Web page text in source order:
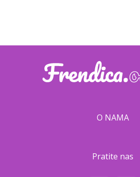
O NAMA
Pratite nas